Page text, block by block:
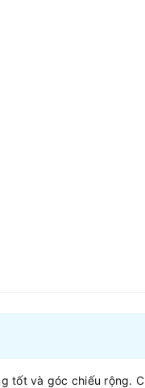
tốt và góc chiếu rộng.